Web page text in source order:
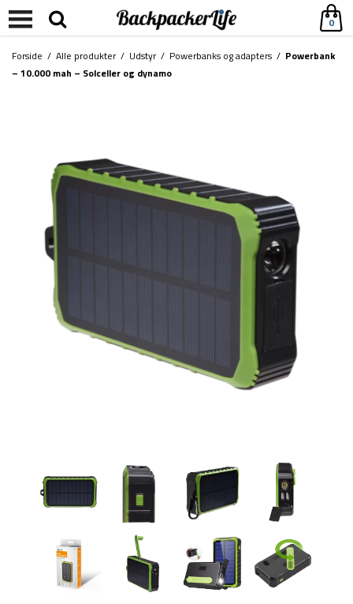
0
Forside / Alle produkter/ Udstyr/ Powerbanks og adapters / Powerbank
– 10.000 mah – Solceller og dynamo